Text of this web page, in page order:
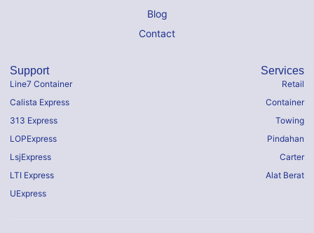
Blog
Contact
Support
Line7 Container
Calista Express
313 Express
LOPExpress
LsjExpress
LTI Express
UExpress
Services
Retail
Container
Towing
Pindahan
Carter
Alat Berat